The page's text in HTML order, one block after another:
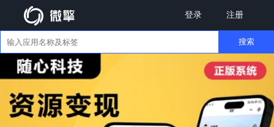
登录 注册
搜索